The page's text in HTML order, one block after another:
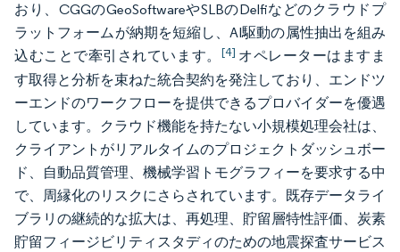
おり、CGGのGeoSoftwareやSLBのDelfiなどのクラウドプ
ラットフォームが納期を短縮し、AI駆動の属性抽出を組み
込むことで牽引されています。 [4] オペレーターはますま
す取得と分析を束ねた統合契約を発注しており、エンドツ
ーエンドのワークフローを提供できるプロバイダーを優遇
しています。クラウド機能を持たない小規模処理会社は、
クライアントがリアルタイムのプロジェクトダッシュボー
ド、自動品質管理、機械学習トモグラフィーを要求する中
で、周縁化のリスクにさらされています。既存データライ
ブラリの継続的な拡大は、再処理、貯留層特性評価、炭素
貯留フィージビリティスタディのための地震探査サービス